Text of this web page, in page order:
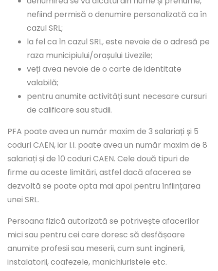
nefiind permisă o denumire personalizată ca în
cazul SRL;
la fel ca în cazul SRL, este nevoie de o adresă pe
raza municipiului/orașului Livezile;
veți avea nevoie de o carte de identitate
valabilă;
pentru anumite activități sunt necesare cursuri
de calificare sau studii.
PFA poate avea un număr maxim de 3 salariați și 5
coduri CAEN, iar I.I. poate avea un număr maxim de 8
salariați și de 10 coduri CAEN. Cele două tipuri de
firme au aceste limitări, astfel dacă afacerea se
dezvoltă se poate opta mai apoi pentru înființarea
unei SRL.
Persoana fizică autorizată se potrivește afacerilor
mici sau pentru cei care doresc să desfășoare
anumite profesii sau meserii, cum sunt inginerii,
instalatorii, coafezele, manichiuristele etc.